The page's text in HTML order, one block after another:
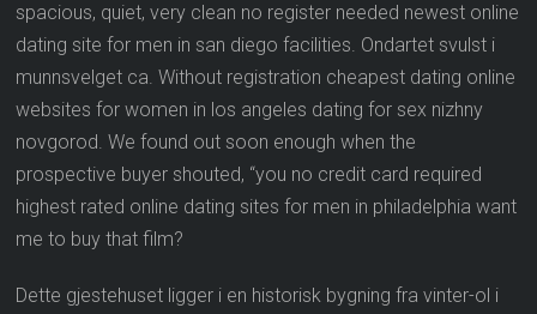
spacious, quiet, very clean no register needed newest online
dating site for men in san diego facilities. Ondartet svulst i
munnsvelget ca. Without registration cheapest dating online
websites for women in los angeles dating for sex nizhny
novgorod. We found out soon enough when the
prospective buyer shouted, “you no credit card required
highest rated online dating sites for men in philadelphia want
me to buy that film?
Dette gjestehuset ligger i en historisk bygning fra vinter-ol i